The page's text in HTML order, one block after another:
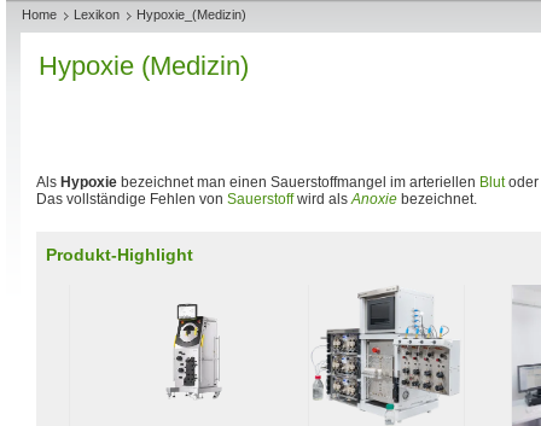
Home Lexikon Hypoxie_(Medizin)
Hypoxie (Medizin)
Als Hypoxie bezeichnet man einen Sauerstoffmangel im arteriellen Blutoder
Das vollständige Fehlen von Sauerstoffwird alsAnoxie bezeichnet.
Produkt-Highlight